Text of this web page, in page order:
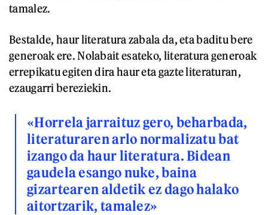
tamalez.
Bestalde, haur literatura zabala da, eta baditu bere
generoak ere. Nolabait esateko, literatura generoak
errepikatu egiten dira haur eta gazte literaturan,
ezaugarri bereziekin.
«Horrela jarraituz gero, beharbada,
literaturaren arlo normalizatu bat
izango da haur literatura. Bidean
gaudela esango nuke, baina
gizartearen aldetik ez dago halako
aitortzarik, tamalez»